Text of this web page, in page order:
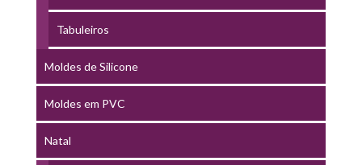
Tabuleiros
Moldes de Silicone
Moldes em PVC
Natal